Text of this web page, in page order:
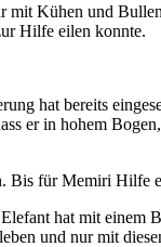
Kühen und
Hilfe eilen konnte.
hat bereits
er in hohem
für Memiri Hilfe
hat mit
und nur mit